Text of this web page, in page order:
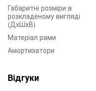
Габаритні розміри в
розкладеному вигляді
(ДхШхВ)
Матеріал рами
Амортизатори
Відгуки